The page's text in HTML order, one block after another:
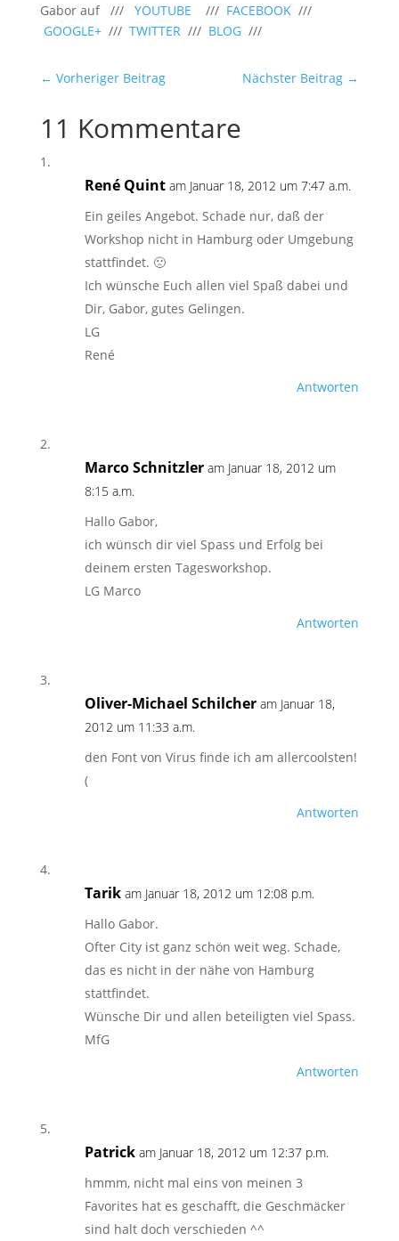
Gabor auf /// YOUTUBE /// FACEBOOK///
GOOGLE+/// TWITTER/// BLOG///
← Vorheriger Beitrag Nächster Beitrag →
11 Kommentare
René Quint am Januar 18, 2012 um 7:47 a.m.
Ein geiles Angebot. Schade nur, daß der
Workshop nicht in Hamburg oder Umgebung
stattfindet. 🙁
Ich wünsche Euch allen viel Spaß dabei und
Dir, Gabor, gutes Gelingen.
LG
René
Antworten
Marco Schnitzler am Januar 18, 2012 um
8:15 a.m.
Hallo Gabor,
ich wünsch dir viel Spass und Erfolg bei
deinem ersten Tagesworkshop.
LG Marco
Antworten
Oliver-Michael Schilcher am Januar 18,
2012 um 11:33 a.m.
den Font von Virus finde ich am allercoolsten!
(
Antworten
Tarik am Januar 18, 2012 um 12:08 p.m.
Hallo Gabor.
Ofter City ist ganz schön weit weg. Schade,
das es nicht in der nähe von Hamburg
stattfindet.
Wünsche Dir und allen beteiligten viel Spass.
MfG
Antworten
Patrick am Januar 18, 2012 um 12:37 p.m.
hmmm, nicht mal eins von meinen 3
Favorites hat es geschafft, die Geschmäcker
sind halt doch verschieden ^^